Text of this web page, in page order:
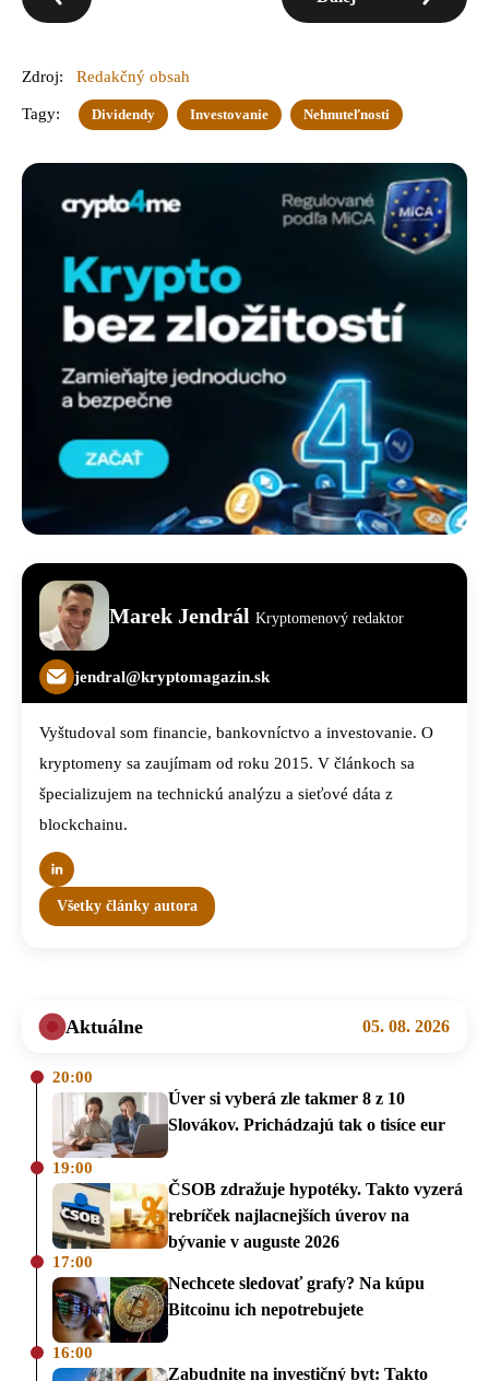
Zdroj: Redakčný obsah
Tagy: Dividendy Investovanie Nehnuteľnosti
Marek Jendrál Kryptomenový redaktor
jendral@kryptomagazin.sk
Vyštudoval som financie, bankovníctvo a investovanie. O
kryptomeny sa zaujímam od roku 2015. V článkoch sa
špecializujem na technickú analýzu a sieťové dáta z
blockchainu.
Všetky články autora
Aktuálne 05. 08. 2026
20:00
Úver si vyberá zle takmer 8 z 10
Slovákov. Prichádzajú tak o tisíce eur
19:00
ČSOB zdražuje hypotéky. Takto vyzerá
rebríček najlacnejších úverov na
bývanie v auguste 2026
17:00
Nechcete sledovať grafy? Na kúpu
Bitcoinu ich nepotrebujete
16:00
Zabudnite na investičný byt: Takto